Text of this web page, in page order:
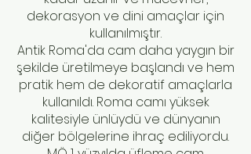
dekorasyon ve dini amaçlar için
kullanılmıştır.
Antik Roma'da cam daha yaygın bir
şekilde üretilmeye başlandı ve hem
pratik hem de dekoratif amaçlarla
kullanıldı. Roma camı yüksek
kalitesiyle ünlüydü ve dünyanın
diğer bölgelerine ihraç ediliyordu.